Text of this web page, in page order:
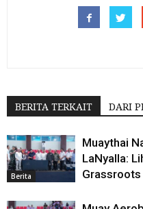
BERITA TERKAIT DARI
Berita
Muaythai
LaNyalla:
Grassroots